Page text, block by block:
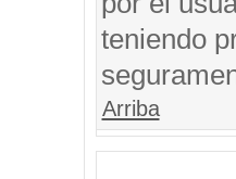
teniendo
Arriba